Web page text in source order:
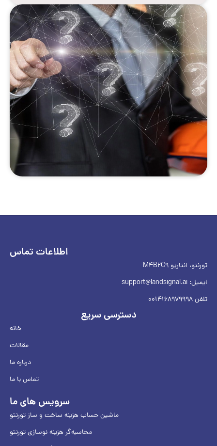
سرویس های ما
ماشین حساب هزینه ساخت و ساز تورنتو
محاسبه‌گر هزینه نوسازی تورنتو
دسترسی سریع
خانه
مقالات
درباره ما
تماس با ما
اطلاعات تماس
تورنتو، انتاریو M4B2C9
ایمیل: support@landsignal.ai
تلفن 0014168979998